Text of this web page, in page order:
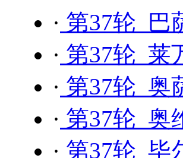
· 第37轮 巴
· 第37轮 莱
· 第37轮 奥
· 第37轮 奥
· 第37轮 毕